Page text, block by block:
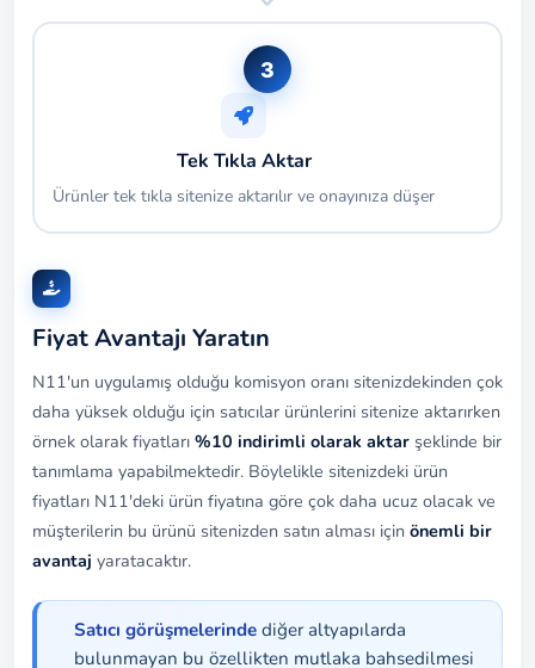
3
Tek Tıkla Aktar
Ürünler tek tıkla sitenize aktarılır ve onayınıza düşer
Fiyat Avantajı Yaratın
N11'un uygulamış olduğu komisyon oranı sitenizdekinden çok
daha yüksek olduğu için satıcılar ürünlerini sitenize aktarırken
örnek olarak fiyatları %10 indirimli olarak aktar şeklinde bir
tanımlama yapabilmektedir. Böylelikle sitenizdeki ürün
fiyatları N11'deki ürün fiyatına göre çok daha ucuz olacak ve
müşterilerin bu ürünü sitenizden satın alması için önemli bir
avantaj yaratacaktır.
Satıcı görüşmelerinde diğer altyapılarda
bulunmayan bu özellikten mutlaka bahsedilmesi